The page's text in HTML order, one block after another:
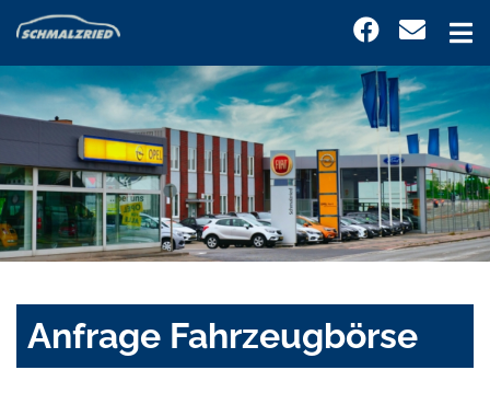
Anfrage Fahrzeugbörse